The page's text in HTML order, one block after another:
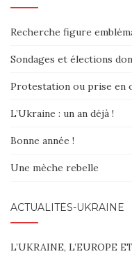
Recherche figure
Sondages et élections
Protestation ou prise en
L’Ukraine : un an déjà !
Bonne année !
Une mèche rebelle
ACTUALITÉS-UKRAINE
L’UKRAINE, L’EUROPE